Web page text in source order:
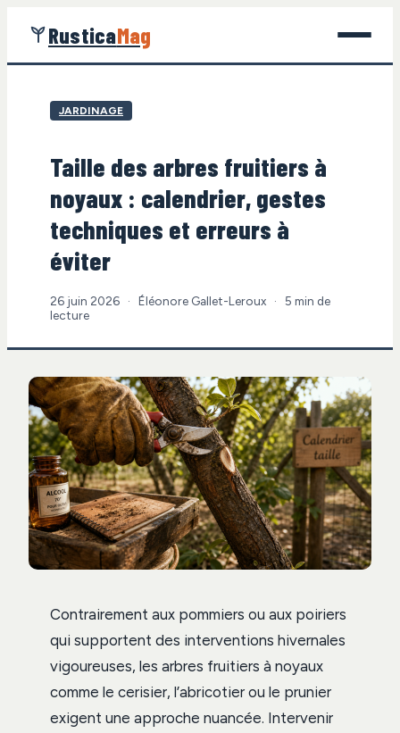
RusticaMag
Jardinage
Maison
Écologie
Gastronomie
JARDINAGE
Taille des arbres fruitiers à
noyaux : calendrier, gestes
techniques et erreurs à
éviter
26 juin 2026 · Éléonore Gallet-Leroux ·
5 min de
lecture
Contrairement aux pommiers ou aux poiriers
qui supportent des interventions hivernales
vigoureuses, les arbres fruitiers à noyaux
comme le cerisier, l’abricotier ou le prunier
exigent une approche nuancée. Intervenir